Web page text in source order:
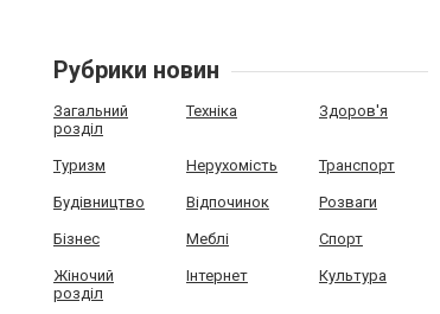
Рубрики новин
Загальний
розділ
Техніка Здоров'я
Туризм Нерухомість Транспорт
Будівництво Відпочинок Розваги
Бізнес Меблі Спорт
Жіночий
розділ
Інтернет Культура